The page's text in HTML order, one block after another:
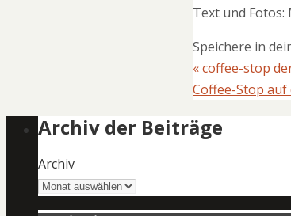
Text und Fotos:
Speichere in
«coffee-stop
Coffee-Stop
Archiv der Beiträge
Archiv